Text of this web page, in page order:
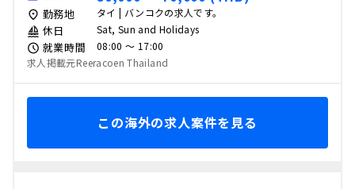
勤務地 タイ | バンコクの求人です。
休日 Sat, Sun and Holidays
就業時間
08:00 〜 17:00
求人掲載元Reeracoen Thailand
この海外の求人案件を見る